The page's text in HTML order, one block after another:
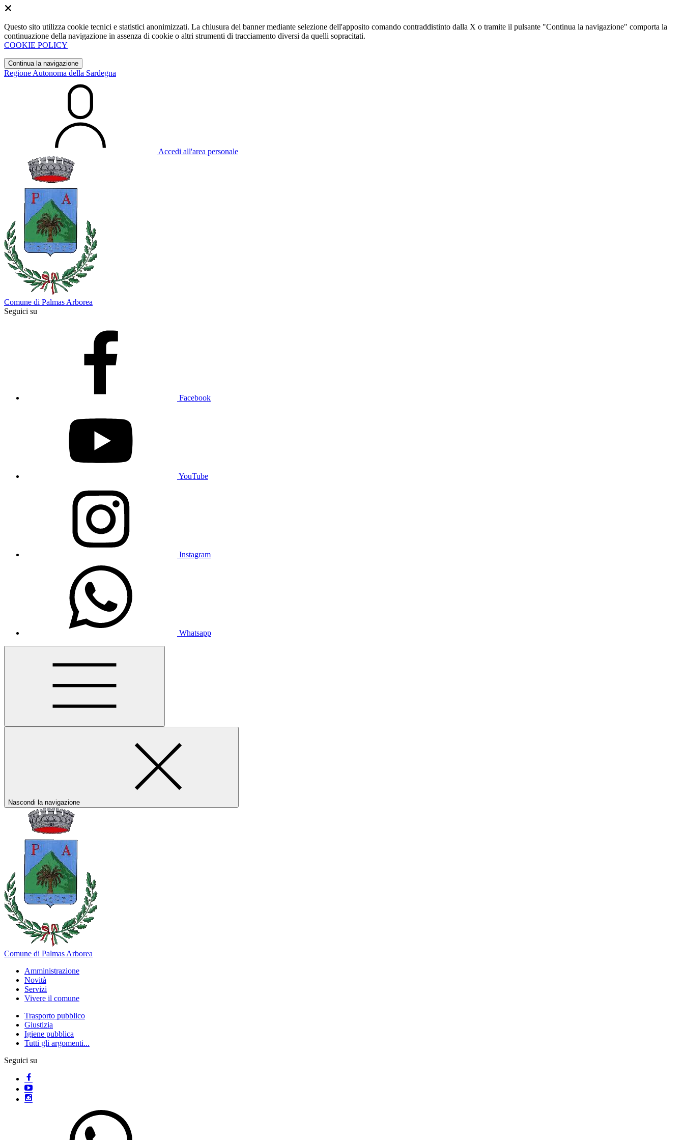
Questo sito utilizza cookie tecnici e statistici anonimizzati. La chiusura del banner mediante selezione dell'apposito comando contraddistinto dalla X o tramite il pulsante "Continua la navigazione" comporta la
continuazione della navigazione in assenza di cookie o altri strumenti di tracciamento diversi da quelli sopracitati.
COOKIE POLICY
Continua la navigazione
Regione Autonoma della Sardegna
Accedi all'area personale
Comune di Palmas Arborea
Seguici su
Facebook
YouTube
Instagram
Whatsapp
Nascondi la navigazione
Comune di Palmas Arborea
Amministrazione
Novità
Servizi
Vivere il comune
Trasporto pubblico
Giustizia
Igiene pubblica
Tutti gli argomenti...
Seguici su